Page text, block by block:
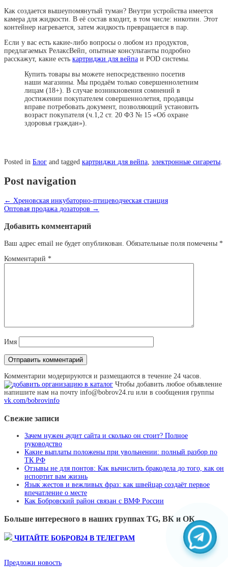
Как создается вышеупомянутый туман? Внутри устройства имеется
камера для жидкости. В её состав входит, в том числе: никотин. Этот
контейнер нагревается, затем жидкость превращается в пар.
Если у вас есть какие-либо вопросы о любом из продуктов,
предлагаемых РелаксВейп, опытные консультанты подробно
расскажут, какие есть картриджи для вейпа и POD системы.
Купить товары вы можете непосредственно посетив
наши магазины. Мы продаём только совершеннолетним
лицам (18+). В случае возникновения сомнений в
достижении покупателем совершеннолетия, продавцы
вправе потребовать документ, позволяющий установить
возраст покупателя (ч.1,2 ст. 20 ФЗ № 15 «Об охране
здоровья граждан»).
Posted in Блог and tagged картриджи для вейпа электронные сигареты
Post navigation
← Хреновская инкубаторно-птицеводческая станция
Оптовая продажа дозаторов →
Добавить комментарий
Ваш адрес email не будет опубликован. Обязательные поля помечены *
Комментарий *
Имя
Комментарии модерируются и размещаются в течение 24 часов.
Чтобы добавить любое объявление
напишите нам на почту info@bobrov24.ru или в сообщения группы
vk.com/bobrovinfo
Свежие записи
Зачем нужен аудит сайта и сколько он стоит? Полное
руководство
Какие выплаты положены при увольнении: полный разбор по
ТК РФ
Отзывы не для понтов: Как вычислить бракодела до того, как он
испортит вам жизнь
Язык жестов и вежливых фраз: как швейцар создаёт первое
впечатление о месте
Как Бобровский район связан с ВМФ России
Больше интересного в наших группах TG, ВК и ОК
ЧИТАЙТЕ БОБРОВ24 В ТЕЛЕГРАМ
Предложи новость